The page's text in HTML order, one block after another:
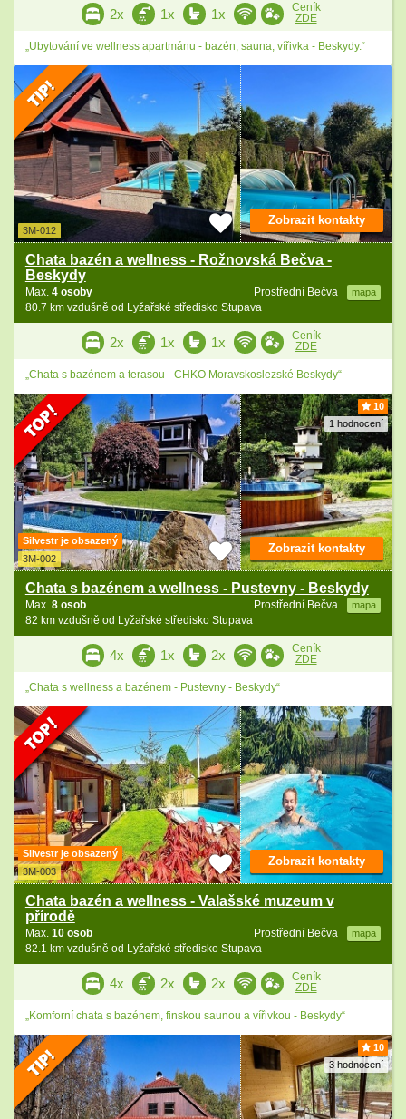
2x 1x 1x
Ceník
ZDE
„Ubytování ve wellness apartmánu - bazén, sauna, vířivka - Beskydy.“
3M-012
Chata bazén a wellness - Rožnovská Bečva -
Beskydy
Prostřední Bečva mapa
Max. 4 osoby
80.7 km vzdušně od Lyžařské středisko Stupava
Zobrazit kontakty
2x 1x 1x
Ceník
ZDE
„Chata s bazénem a terasou - CHKO Moravskoslezské Beskydy“
10
1 hodnocení
Silvestr je obsazený
3M-002
Chata s bazénem a wellness - Pustevny - Beskydy
Prostřední Bečva mapa
Max. 8 osob
82 km vzdušně od Lyžařské středisko Stupava
Zobrazit kontakty
4x 1x 2x
Ceník
ZDE
„Chata s wellness a bazénem - Pustevny - Beskydy“
Silvestr je obsazený
3M-003
Chata bazén a wellness - Valašské muzeum v
přírodě
Prostřední Bečva mapa
Max. 10 osob
82.1 km vzdušně od Lyžařské středisko Stupava
Zobrazit kontakty
4x 2x 2x
Ceník
ZDE
„Komforní chata s bazénem, finskou saunou a vířivkou - Beskydy“
10
3 hodnocení